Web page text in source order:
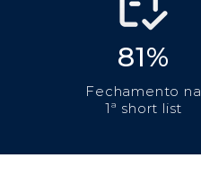
81%
Fechamento na
1ª short list